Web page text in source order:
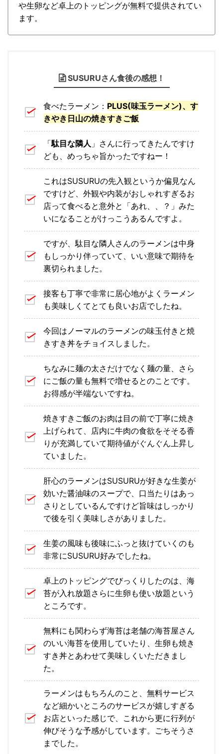
や生卵など卓上のトッピングが無料で提供されてい
ます。
SUSURUさん食後の感想！
食べたラーメン： PLUS(味玉ラーメン)、す
きやき日山の焼きすきご飯
「駄目な隣人 」さんに行ってきたんですけ
ども、めっちゃ旨かったですねー！
これはSUSURUの先入観というか偏見なん
ですけど、外観や内装がおしゃれすぎるお
店って食べると意外と「あれ、、？」みた
いになることがけっこうあるんですよ。
ですが、駄目な隣人さんのラーメンは中身
もしっかり伴っていて、いい意味で期待を
裏切られました。
接客も丁寧で非常に居心地がよくラーメン
も美味しくてとても良いお店でしたね。
今回はノーマルのラーメンの味玉付きと焼
きすき丼をチョイスしました。
ちなみに麺の太さだけでなく麺の量、さら
にご飯の量も無料で増せるとのことです。
お得感が半端ないですね。
焼きすきご飯のお肉は目の前で丁寧に焼き
上げられて、店内に牛肉の食欲をそそる香
りが充満していて期待値がぐんぐん上昇し
ていました。
肝心のラーメンはSUSURUが好きな生姜が
効いた醤油味のスープで、口当たりはあっ
さりとしているんですけど旨味はしっかり
で後を引く美味しさがありました。
生姜の風味も後味にふっと抜けていくのも
非常にSUSURU好みでしたね。
卓上のトッピングでびっくりしたのは、海
苔が入れ放題さらに生卵も使い放題という
ところです。
無料にも関わらず海苔は老舗の海苔屋さん
のいい海苔を使用していたり、生卵も焼き
すき丼とあわせて美味しくいただきまし
た。
ラーメンはもちろんのこと、無料サービス
など細かいところのサービスが嬉しすぎる
お店といった感じで、これから更に行列が
伸びそうな予感がしています。ごちそうさ
までした。